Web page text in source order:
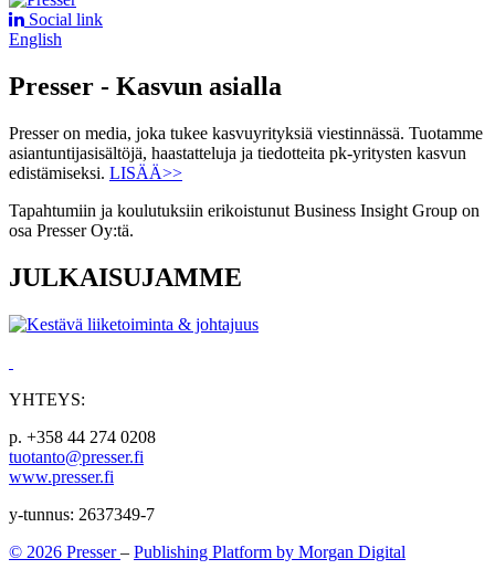
Social link
English
Presser - Kasvun asialla
Presser on media, joka tukee kasvuyrityksiä viestinnässä. Tuotamme
asiantuntijasisältöjä, haastatteluja ja tiedotteita pk-yritysten kasvun
edistämiseksi. LISÄÄ>>
Tapahtumiin ja koulutuksiin erikoistunut Business Insight Group on
osa Presser Oy:tä.
JULKAISUJAMME
YHTEYS:
p. +358 44 274 0208
tuotanto@presser.fi
www.presser.fi
y-tunnus: 2637349-7
© 2026 Presser– Publishing Platform by Morgan Digital